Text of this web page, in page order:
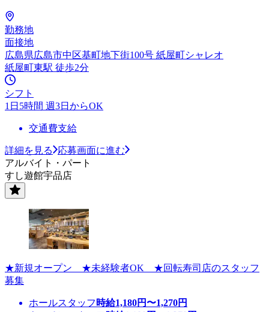
勤務地
面接地
広島県広島市中区基町地下街100号 紙屋町シャレオ
紙屋町東駅 徒歩2分
シフト
1日5時間 週3日からOK
交通費支給
詳細を見る
応募画面に進む
アルバイト・パート
すし遊館宇品店
★新規オープン ★未経験者OK ★回転寿司店のスタッフ
募集
ホールスタッフ 時給1,180円〜1,270円